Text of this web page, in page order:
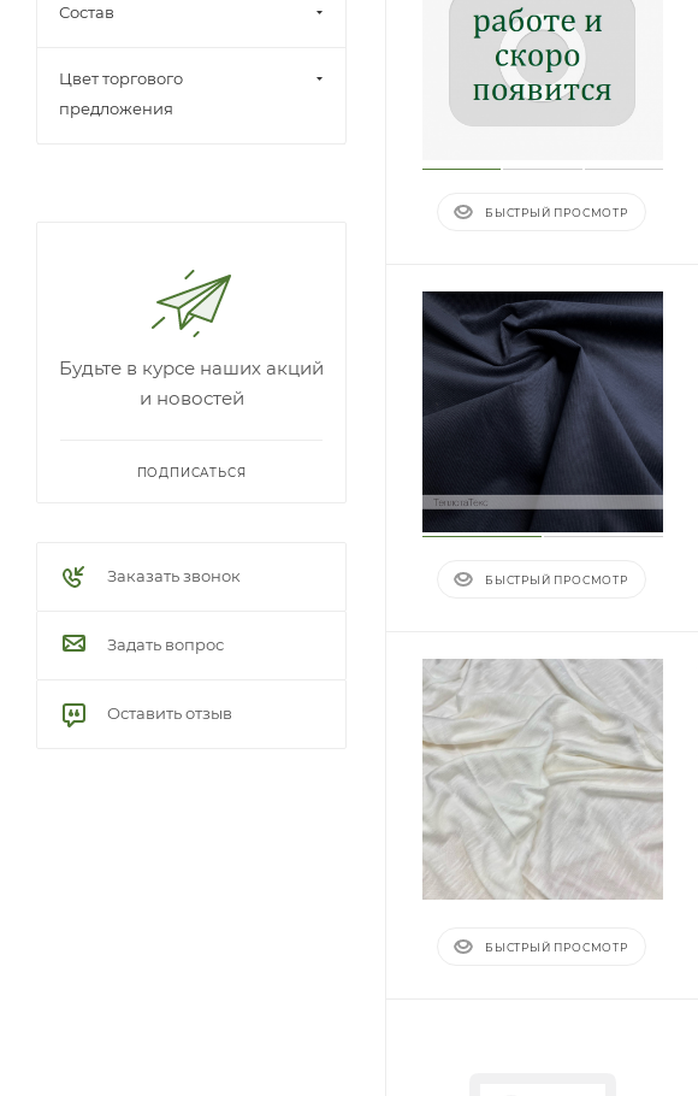
БЫСТРЫЙ ПРОСМОТР
БЫСТРЫЙ ПРОСМОТР
БЫСТРЫЙ ПРОСМОТР
Состав
Цвет торгового
предложения
Будьте в курсе наших акций
и новостей
ПОДПИСАТЬСЯ
Заказать звонок
Задать вопрос
Оставить отзыв